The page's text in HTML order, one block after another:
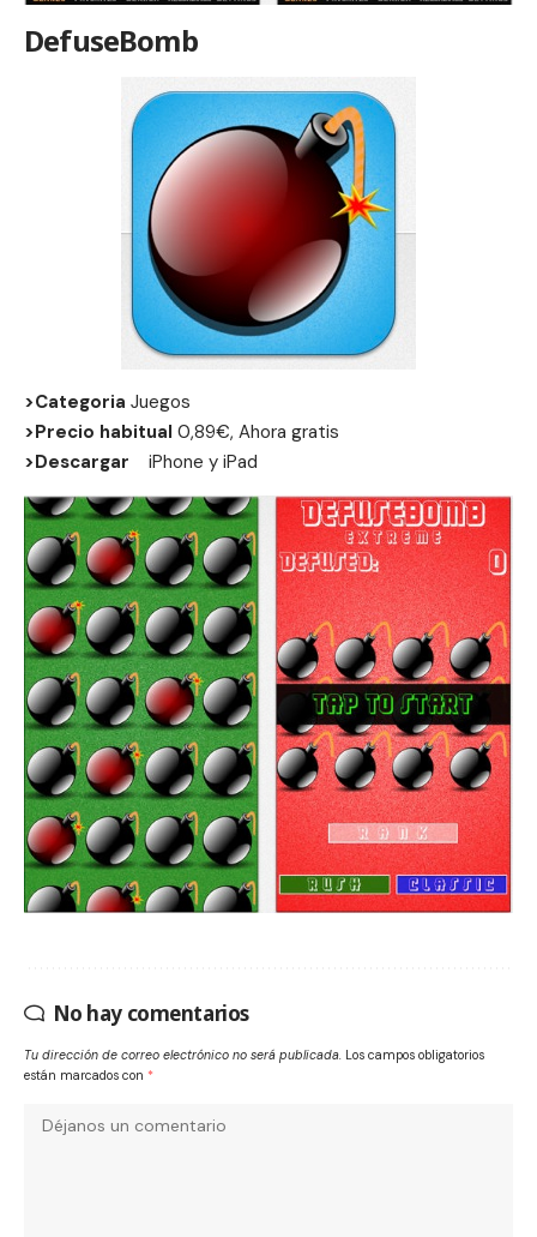
DefuseBomb
>Categoria Juegos
>Precio habitual 0,89€, Ahora gratis
>Descargar iPhone y iPad
No hay comentarios
Tu dirección de correo electrónico no será publicada. Los campos obligatorios
están marcados con *